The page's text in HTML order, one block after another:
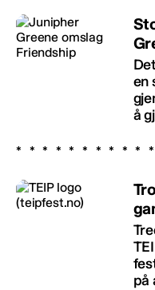
en
å
på